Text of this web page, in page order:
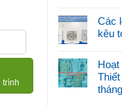
trình
Các
kêu
Hoạt